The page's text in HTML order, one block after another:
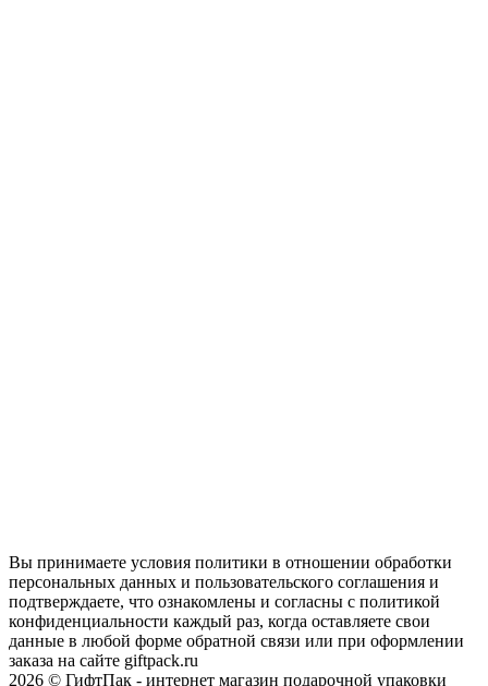
Вы принимаете условия политики в отношении обработки
персональных данных и пользовательского соглашения и
подтверждаете, что ознакомлены и согласны с политикой
конфиденциальности каждый раз, когда оставляете свои
данные в любой форме обратной связи или при оформлении
заказа на сайте giftpack.ru
2026 © ГифтПак - интернет магазин подарочной упаковки